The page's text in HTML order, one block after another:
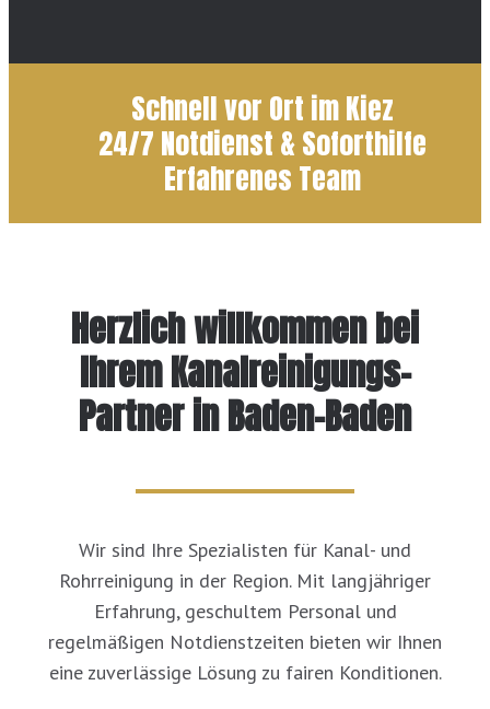
Schnell vor Ort im Kiez
24/7 Notdienst & Soforthilfe
Erfahrenes Team
Herzlich willkommen bei
Ihrem Kanalreinigungs-
Partner in Baden-Baden
Wir sind Ihre Spezialisten für Kanal- und
Rohrreinigung in der Region. Mit langjähriger
Erfahrung, geschultem Personal und
regelmäßigen Notdienstzeiten bieten wir Ihnen
eine zuverlässige Lösung zu fairen Konditionen.